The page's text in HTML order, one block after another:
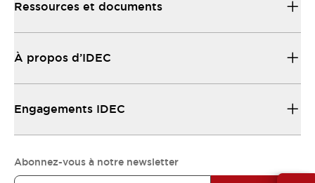
Ressources et documents
À propos d’IDEC
Engagements IDEC
Abonnez-vous à notre newsletter